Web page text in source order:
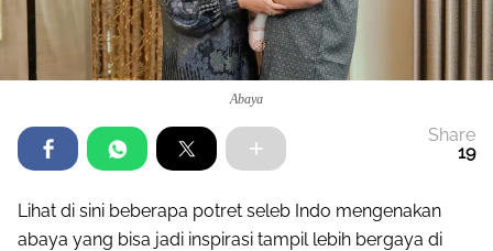
Abaya
Share
19
Lihat di sini beberapa potret seleb Indo mengenakan
abaya yang bisa jadi inspirasi tampil lebih bergaya di